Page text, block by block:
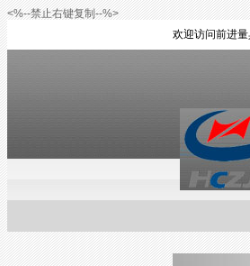
<%--禁止右键复制--%>
欢迎访问前进量